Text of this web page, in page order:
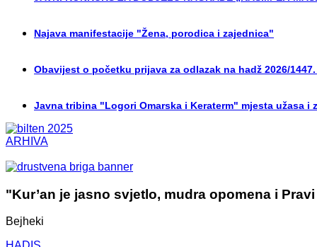
Najava manifestacije "Žena, porodica i zajednica"
Obavijest o početku prijava za odlazak na hadž 2026/
Javna tribina "Logori Omarska i Keraterm" mjesta užasa i
ARHIVA
"Kur’an je jasno svjetlo, mudra opomena i
Bejheki